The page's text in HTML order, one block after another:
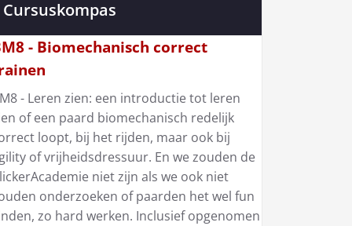
Cursuskompas
- Biomechanisch correct
- Leren zien: een introductie tot leren
of een paard biomechanisch redelijk
loopt, bij het rijden, maar ook bij
of vrijheidsdressuur. En we zouden de
niet zijn als we ook niet
onderzoeken of paarden het wel fun
zo hard werken. Inclusief opgenomen